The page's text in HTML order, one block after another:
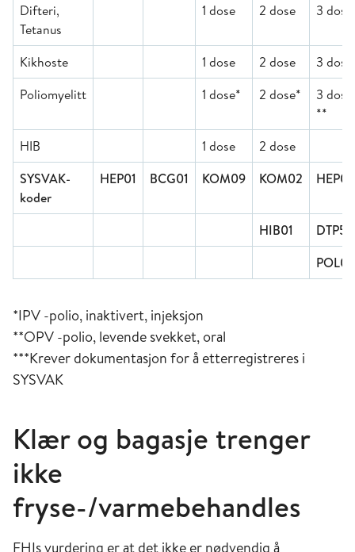
Difteri,
Tetanus
1 dose 2 dose 3 dose
Kikhoste 1 dose 2 dose
3 dose
Poliomyelitt
1 dose* 2 dose*
3 dose
**
HIB
1 dose
2 dose
SYSVAK-
koder
HEP01 BCG01 KOM09 KOM02 HEP01
HIB01
DTP51
POL04
*IPV -polio, inaktivert, injeksjon
**OPV -polio, levende svekket, oral
***Krever dokumentasjon for å etterregistreres i
SYSVAK
Klær og bagasje trenger
ikke
fryse-/varmebehandles
FHIs vurdering er at det ikke er nødvendig å